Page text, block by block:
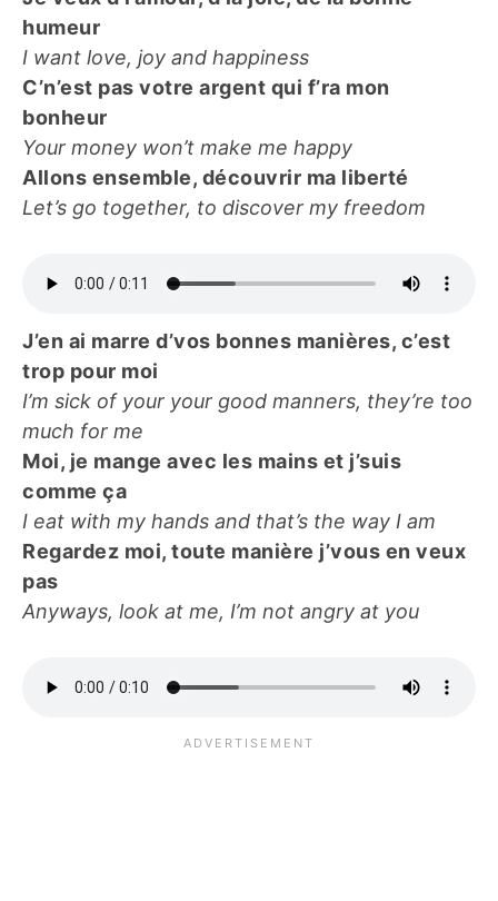
humeur
I want love, joy and happiness
C’n’est pas votre argent qui f’ra mon
bonheur
Your money won’t make me happy
Allons ensemble, découvrir ma liberté
Let’s go together, to discover my freedom
J’en ai marre d’vos bonnes manières, c’est
trop pour moi
I’m sick of your your good manners, they’re too
much for me
Moi, je mange avec les mains et j’suis
comme ça
I eat with my hands and that’s the way I am
Regardez moi, toute manière j’vous en veux
pas
Anyways, look at me, I’m not angry at you